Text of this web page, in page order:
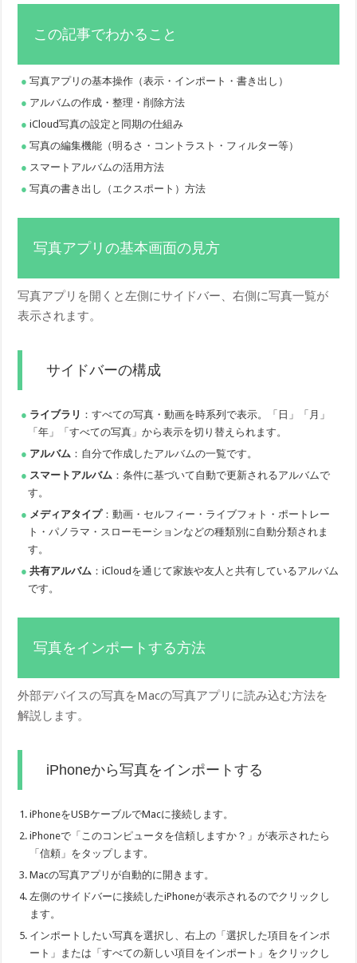
この記事でわかること
写真アプリの基本操作（表示・インポート・書き出し）
アルバムの作成・整理・削除方法
iCloud写真の設定と同期の仕組み
写真の編集機能（明るさ・コントラスト・フィルター等）
スマートアルバムの活用方法
写真の書き出し（エクスポート）方法
写真アプリの基本画面の見方
写真アプリを開くと左側にサイドバー、右側に写真一覧が
表示されます。
サイドバーの構成
ライブラリ ：すべての写真・動画を時系列で表示。「日」「月」
「年」「すべての写真」から表示を切り替えられます。
アルバム ：自分で作成したアルバムの一覧です。
スマートアルバム ：条件に基づいて自動で更新されるアルバムで
す。
メディアタイプ：動画・セルフィー・ライブフォト・ポートレー
ト・パノラマ・スローモーションなどの種類別に自動分類されま
す。
共有アルバム ：iCloudを通じて家族や友人と共有しているアルバム
です。
写真をインポートする方法
外部デバイスの写真をMacの写真アプリに読み込む方法を
解説します。
iPhoneから写真をインポートする
iPhoneをUSBケーブルでMacに接続します。
iPhoneで「このコンピュータを信頼しますか？」が表示されたら
「信頼」をタップします。
Macの写真アプリが自動的に開きます。
左側のサイドバーに接続したiPhoneが表示されるのでクリックし
ます。
インポートしたい写真を選択し、右上の「選択した項目をインポ
ート」または「すべての新しい項目をインポート」をクリックし